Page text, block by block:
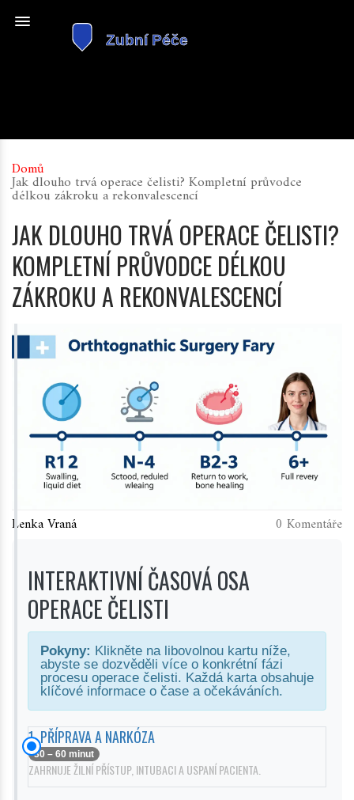
Domů
Jak dlouho trvá operace čelisti? Kompletní průvodce
délkou zákroku a rekonvalescencí
JAK DLOUHO TRVÁ OPERACE ČELISTI?
KOMPLETNÍ PRŮVODCE DÉLKOU
ZÁKROKU A REKONVALESCENCÍ
Lenka Vraná 0 Komentáře
INTERAKTIVNÍ ČASOVÁ OSA
OPERACE ČELISTI
Pokyny: Klikněte na libovolnou kartu níže,
abyste se dozvěděli více o konkrétní fázi
procesu operace čelisti. Každá karta obsahuje
klíčové informace o čase a očekáváních.
1. PŘÍPRAVA A NARKÓZA
30 – 60 minut
ZAHRNUJE ŽILNÍ PŘÍSTUP, INTUBACI A USPANÍ PACIENTA.